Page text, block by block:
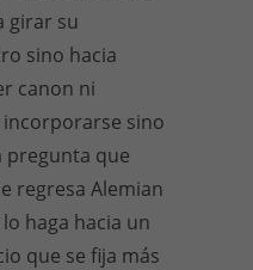
girar su
sino hacia
canon ni
sino
pregunta que
regresa Alemian
lo haga hacia un
que se fija más